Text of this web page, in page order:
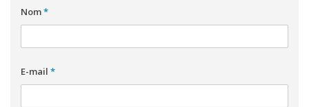
Nom*
E-mail *